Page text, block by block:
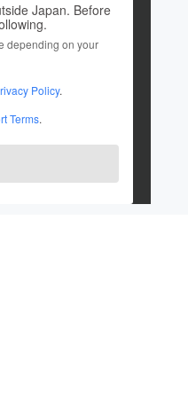
Japan. Before
depending on your
Policy.
Terms.